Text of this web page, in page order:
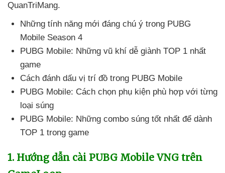
QuanTriMang.
Những tính năng mới đáng chú ý trong PUBG
Mobile Season 4
PUBG Mobile: Những vũ khí dễ giành TOP 1 nhất
game
Cách đánh dấu vị trí đồ trong PUBG Mobile
PUBG Mobile: Cách chọn phụ kiện phù hợp với từng
loại súng
PUBG Mobile: Những combo súng tốt nhất để dành
TOP 1 trong game
1. Hướng dẫn cài PUBG Mobile VNG trên